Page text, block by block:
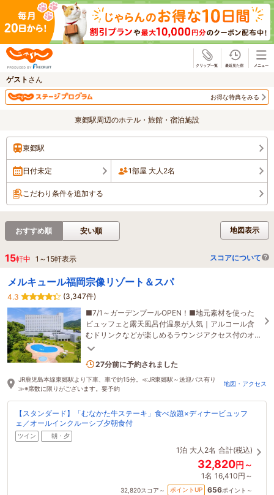
ゲスト さん
お得な特典をみる
東郷駅周辺のホテル・旅館・宿泊施設
東郷駅
日付未定 1部屋 大人2名
こだわり条件を追加する
地図表示
おすすめ順 安い順
15軒中 1 ～15軒表示 スコアについて
メルキュール福岡宗像リゾート＆スパ
4.3
(3,347件)
■7/1～ガーデンプールOPEN！■地元素材を使った
ビュッフェと露天風呂付温泉が人気｜アルコール含
むドリンクなどが楽しめるラウンジアクセス付のオ
ールインクルーシブホテル
27分前に予約されました
JR鹿児島本線東郷駅より下車、車で約15分。≪JR東郷駅～送迎バス有り
≫※席数に限りがございます。要予約
地図・アクセス
【スタンダード】「むなかた牛ステーキ」食べ放題×ディナービュッフ
ェ／オールインクルーシブ夕朝食付
ツイン 朝・夕
1泊 大人2名 合計(税込)
32,820円～
1名 16,410円～
32,820スコア～ ポイントUP 656ポイント～